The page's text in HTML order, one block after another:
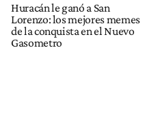
Huracán le ganó a San
Lorenzo: los mejores memes
de la conquista en el Nuevo
Gasometro